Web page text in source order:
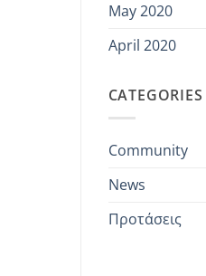
May 2020
April 2020
CATEGORIES
Community
News
Προτάσεις